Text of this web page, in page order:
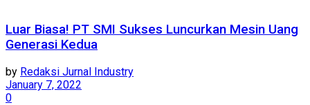
Luar Biasa! PT SMI Sukses Luncurkan Mesin Uang
Generasi Kedua
by Redaksi Jurnal Industry
January 7, 2022
0